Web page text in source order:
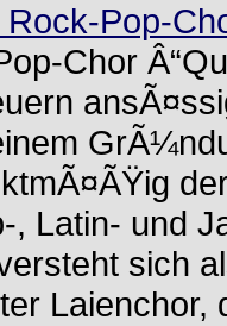
Pop-
Chor
, Latin- und
sich
Laienchor,